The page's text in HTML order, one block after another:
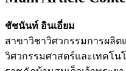
ชัชนันท์ อินเอี่ยม
สาขาวิชาวิศวกรรมการผลิ
วิศวกรรมศาสตร์และเทคโ